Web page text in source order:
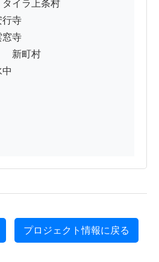
条村
寺
寺
町村
プロジェクト情報に戻る